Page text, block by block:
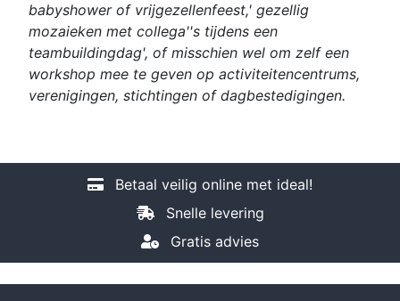
babyshower of vrijgezellenfeest,' gezellig
mozaieken met collega''s tijdens een
teambuildingdag', of misschien wel om zelf een
workshop mee te geven op activiteitencentrums,
verenigingen, stichtingen of dagbestedigingen.
Betaal veilig online met ideal!
Snelle levering
Gratis advies